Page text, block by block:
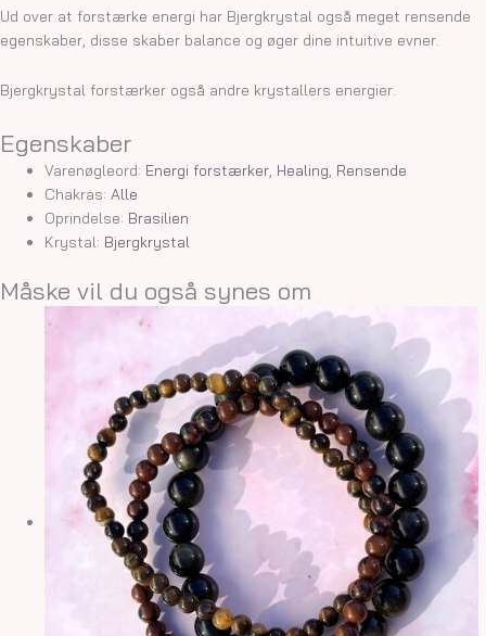
Ud over at forstærke energi har Bjergkrystal også meget rensende
egenskaber, disse skaber balance og øger dine intuitive evner.
Bjergkrystal forstærker også andre krystallers energier.
Egenskaber
Varenøgleord: Energi forstærker Healing Rensende
Chakras: Alle
Oprindelse: Brasilien
Krystal: Bjergkrystal
Måske vil du også synes om